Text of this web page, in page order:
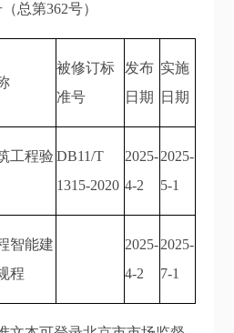
总第362号）
被修订标
准号
发布
日期
实施
日期
工程验 DB11/T
1315-2020
2025-
4-2
2025-
5-1
智能建
程
2025-
4-2
2025-
7-1